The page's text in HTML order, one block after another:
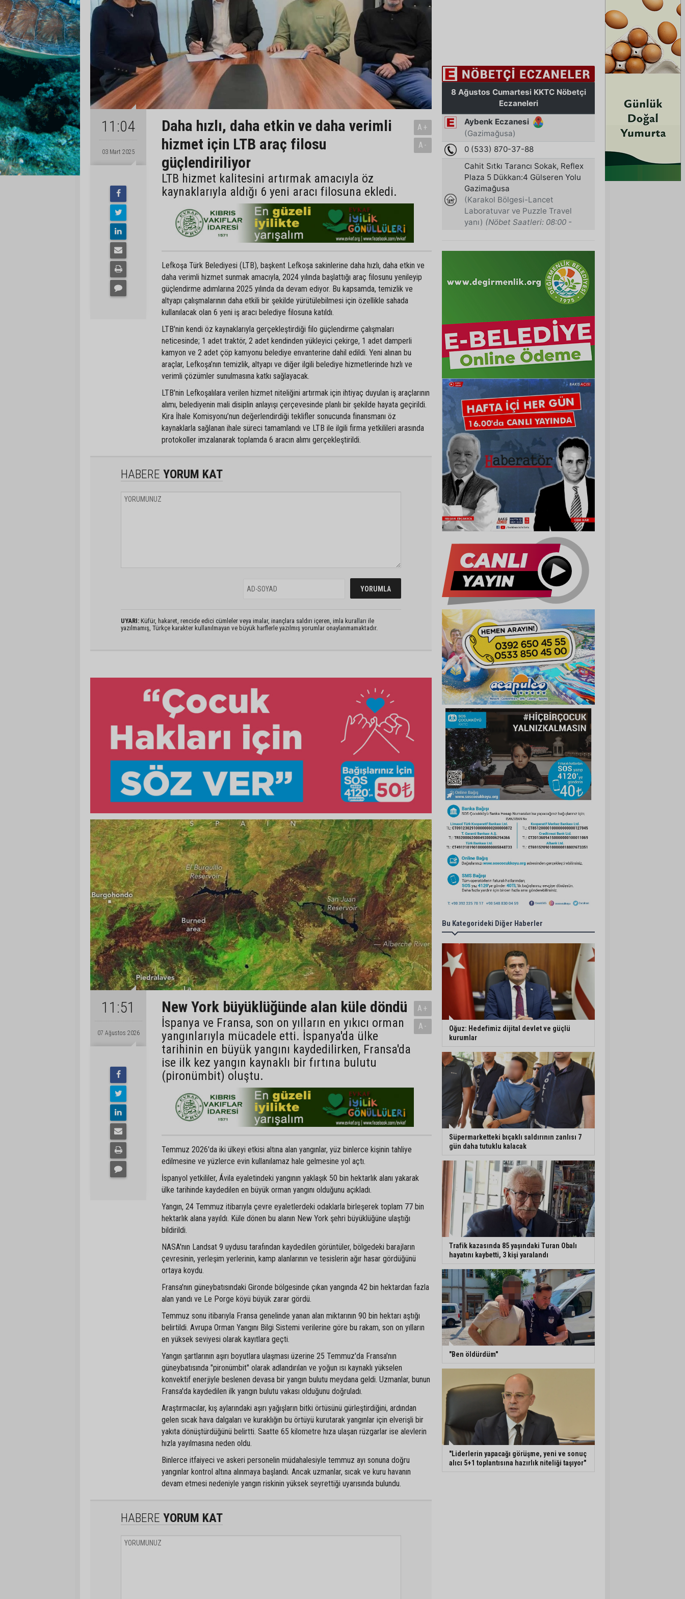
11:04
03 Mart 2025
Daha hızlı, daha etkin ve daha verimli
hizmet için LTB araç filosu
güçlendiriliyor
LTB hizmet kalitesini artırmak amacıyla öz
kaynaklarıyla aldığı 6 yeni aracı filosuna ekledi.
A+
A-
Lefkoşa Türk Belediyesi (LTB), başkent Lefkoşa sakinlerine daha hızlı, daha etkin ve
daha verimli hizmet sunmak amacıyla, 2024 yılında başlattığı araç filosunu yenileyip
güçlendirme adımlarına 2025 yılında da devam ediyor. Bu kapsamda, temizlik ve
altyapı çalışmalarının daha etkili bir şekilde yürütülebilmesi için özellikle sahada
kullanılacak olan 6 yeni iş aracı belediye filosuna katıldı.
LTB'nin kendi öz kaynaklarıyla gerçekleştirdiği filo güçlendirme çalışmaları
neticesinde; 1 adet traktör, 2 adet kendinden yükleyici çekirge, 1 adet damperli
kamyon ve 2 adet çöp kamyonu belediye envanterine dahil edildi. Yeni alınan bu
araçlar, Lefkoşa’nın temizlik, altyapı ve diğer ilgili belediye hizmetlerinde hızlı ve
verimli çözümler sunulmasına katkı sağlayacak.
LTB'nin Lefkoşalılara verilen hizmet niteliğini artırmak için ihtiyaç duyulan iş araçlarının
alımı, belediyenin mali disiplin anlayışı çerçevesinde planlı bir şekilde hayata geçirildi.
Kira İhale Komisyonu’nun değerlendirdiği teklifler sonucunda finansmanı öz
kaynaklarla sağlanan ihale süreci tamamlandı ve LTB ile ilgili firma yetkilileri arasında
protokoller imzalanarak toplamda 6 aracın alımı gerçekleştirildi.
HABERE YORUM KAT
UYARI: Küfür, hakaret, rencide edici cümleler veya imalar, inançlara saldırı içeren, imla kuralları ile
yazılmamış, Türkçe karakter kullanılmayan ve büyük harflerle yazılmış yorumlar onaylanmamaktadır.
11:51
07 Ağustos 2026
New York büyüklüğünde alan küle döndü
İspanya ve Fransa, son on yılların en yıkıcı orman
yangınlarıyla mücadele etti. İspanya'da ülke
tarihinin en büyük yangını kaydedilirken, Fransa'da
ise ilk kez yangın kaynaklı bir fırtına bulutu
(pironümbit) oluştu.
A+
A-
Temmuz 2026'da iki ülkeyi etkisi altına alan yangınlar, yüz binlerce kişinin tahliye
edilmesine ve yüzlerce evin kullanılamaz hale gelmesine yol açtı.
İspanyol yetkililer, Ávila eyaletindeki yangının yaklaşık 50 bin hektarlık alanı yakarak
ülke tarihinde kaydedilen en büyük orman yangını olduğunu açıkladı.
Yangın, 24 Temmuz itibarıyla çevre eyaletlerdeki odaklarla birleşerek toplam 77 bin
hektarlık alana yayıldı. Küle dönen bu alanın New York şehri büyüklüğüne ulaştığı
bildirildi.
NASA'nın Landsat 9 uydusu tarafından kaydedilen görüntüler, bölgedeki barajların
çevresinin, yerleşim yerlerinin, kamp alanlarının ve tesislerin ağır hasar gördüğünü
ortaya koydu.
Fransa'nın güneybatısındaki Gironde bölgesinde çıkan yangında 42 bin hektardan fazla
alan yandı ve Le Porge köyü büyük zarar gördü.
Temmuz sonu itibarıyla Fransa genelinde yanan alan miktarının 90 bin hektarı aştığı
belirtildi. Avrupa Orman Yangını Bilgi Sistemi verilerine göre bu rakam, son on yılların
en yüksek seviyesi olarak kayıtlara geçti.
Yangın şartlarının aşırı boyutlara ulaşması üzerine 25 Temmuz'da Fransa'nın
güneybatısında "pironümbit" olarak adlandırılan ve yoğun ısı kaynaklı yükselen
konvektif enerjiyle beslenen devasa bir yangın bulutu meydana geldi. Uzmanlar, bunun
Fransa'da kaydedilen ilk yangın bulutu vakası olduğunu doğruladı.
Araştırmacılar, kış aylarındaki aşırı yağışların bitki örtüsünü gürleştirdiğini, ardından
gelen sıcak hava dalgaları ve kuraklığın bu örtüyü kurutarak yangınlar için elverişli bir
yakıta dönüştürdüğünü belirtti. Saatte 65 kilometre hıza ulaşan rüzgarlar ise alevlerin
hızla yayılmasına neden oldu.
Binlerce itfaiyeci ve askeri personelin müdahalesiyle temmuz ayı sonuna doğru
yangınlar kontrol altına alınmaya başlandı. Ancak uzmanlar, sıcak ve kuru havanın
devam etmesi nedeniyle yangın riskinin yüksek seyrettiği uyarısında bulundu.
HABERE YORUM KAT
Bu Kategorideki Diğer Haberler
Oğuz: Hedefimiz dijital devlet ve güçlü
kurumlar
Süpermarketteki bıçaklı saldırının zanlısı 7
gün daha tutuklu kalacak
Trafik kazasında 85 yaşındaki Turan Obalı
hayatını kaybetti, 3 kişi yaralandı
"Ben öldürdüm"
"Liderlerin yapacağı görüşme, yeni ve sonuç
alıcı 5+1 toplantısına hazırlık niteliği taşıyor"